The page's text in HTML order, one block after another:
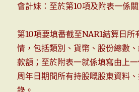
會計妹：至於第10項及附表一係
第10項要填番截至NAR1結算日所
情，包括類別、貨幣、股份總數
款額；至於附表一就係填寫由上
周年日期間所有持股嘅股東資料
錄。